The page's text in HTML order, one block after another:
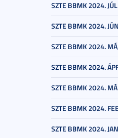
SZTE BBMK 2024.
SZTE BBMK 2024.
SZTE BBMK 2024.
SZTE BBMK 2024.
SZTE BBMK 2024.
SZTE BBMK 2024.
SZTE BBMK 2024.